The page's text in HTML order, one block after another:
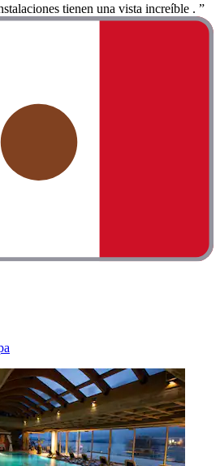
tienen una vista increíble . ”